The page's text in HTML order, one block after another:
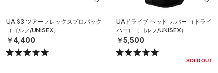
UA S3 ツアーフレックスプロパック
（ゴルフ/UNISEX）
￥4,400
UAドライブ ヘッド カバー （ドライ
バー）（ゴルフ/UNISEX）
￥5,500
SOLD OUT